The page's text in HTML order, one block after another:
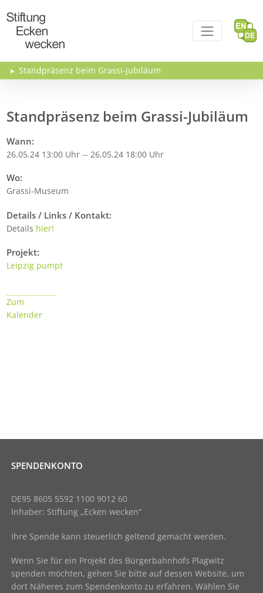
Standpräsenz beim Grassi-Jubiläum
Standpräsenz beim Grassi-Jubiläum
Wann:
26.05.24 13:00 Uhr-- 26.05.24 18:00 Uhr
Wo:
Grassi-Museum
Details / Links / Kontakt:
Details hier!
Projekt:
Leipzig pumpt
Zum
Kalender
SPENDENKONTO
DE95 8605 5592 1100 9012 60
Inhaber: Stiftung „Ecken wecken“
Ihre Spende kann steuerlich geltend gemacht werden.
Wenn Sie für ein Projekt des Bürgerbahnhofs Plagwitz
spenden möchten, gehen Sie bitte auf dessen Website, um
dort Näheres zum Spendenkonto zu erfahren. Wählen Sie